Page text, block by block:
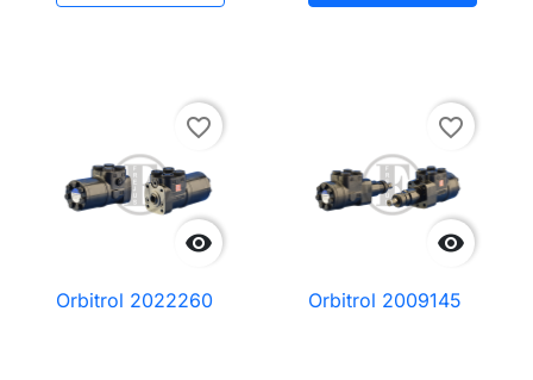

favorite_border
Orbitrol 2022260

favorite_border
Orbitrol 2009145